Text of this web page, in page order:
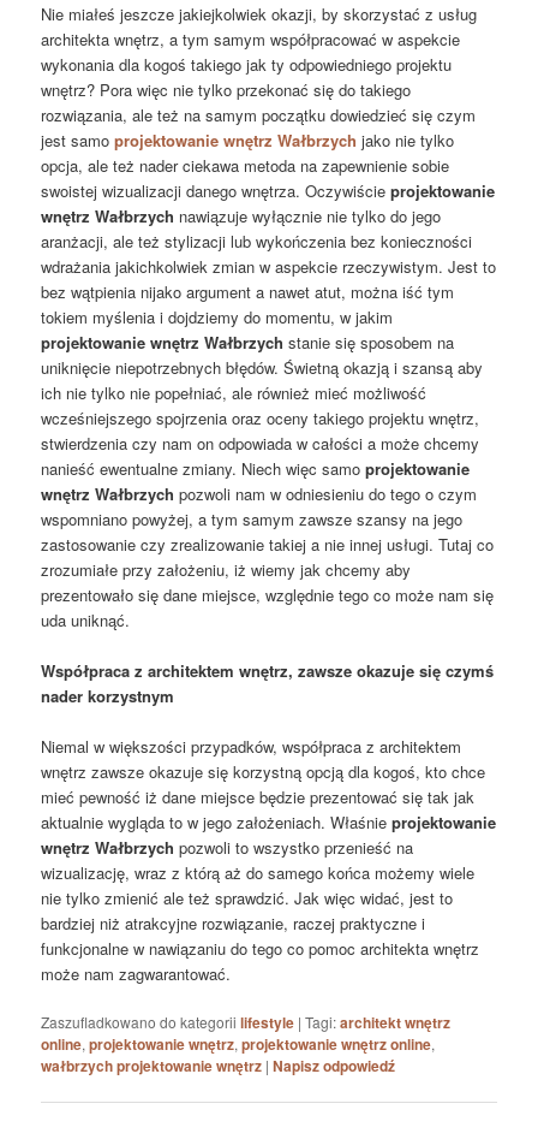
Nie miałeś jeszcze jakiejkolwiek okazji, by skorzystać z usług
architekta wnętrz, a tym samym współpracować w aspekcie
wykonania dla kogoś takiego jak ty odpowiedniego projektu
wnętrz? Pora więc nie tylko przekonać się do takiego
rozwiązania, ale też na samym początku dowiedzieć się czym
jest samoprojektowanie wnętrz Wałbrzych jako nie tylko
opcja, ale też nader ciekawa metoda na zapewnienie sobie
swoistej wizualizacji danego wnętrza. Oczywiścieprojektowanie
wnętrz Wałbrzych nawiązuje wyłącznie nie tylko do jego
aranżacji, ale też stylizacji lub wykończenia bez konieczności
wdrażania jakichkolwiek zmian w aspekcie rzeczywistym. Jest to
bez wątpienia nijako argument a nawet atut, można iść tym
tokiem myślenia i dojdziemy do momentu, w jakim
projektowanie wnętrz Wałbrzych stanie się sposobem na
uniknięcie niepotrzebnych błędów. Świetną okazją i szansą aby
ich nie tylko nie popełniać, ale również mieć możliwość
wcześniejszego spojrzenia oraz oceny takiego projektu wnętrz,
stwierdzenia czy nam on odpowiada w całości a może chcemy
nanieść ewentualne zmiany. Niech więc samoprojektowanie
wnętrz Wałbrzych pozwoli nam w odniesieniu do tego o czym
wspomniano powyżej, a tym samym zawsze szansy na jego
zastosowanie czy zrealizowanie takiej a nie innej usługi. Tutaj co
zrozumiałe przy założeniu, iż wiemy jak chcemy aby
prezentowało się dane miejsce, względnie tego co może nam się
uda uniknąć.
Współpraca z architektem wnętrz, zawsze okazuje się czymś
nader korzystnym
Niemal w większości przypadków, współpraca z architektem
wnętrz zawsze okazuje się korzystną opcją dla kogoś, kto chce
mieć pewność iż dane miejsce będzie prezentować się tak jak
aktualnie wygląda to w jego założeniach. Właśnieprojektowanie
wnętrz Wałbrzychpozwoli to wszystko przenieść na
wizualizację, wraz z którą aż do samego końca możemy wiele
nie tylko zmienić ale też sprawdzić. Jak więc widać, jest to
bardziej niż atrakcyjne rozwiązanie, raczej praktyczne i
funkcjonalne w nawiązaniu do tego co pomoc architekta wnętrz
może nam zagwarantować.
Zaszufladkowano do kategorii lifestyle |Tagi:architekt wnętrz
online,projektowanie wnętrz,projektowanie wnętrz online,
wałbrzych projektowanie wnętrz |Napisz odpowiedź